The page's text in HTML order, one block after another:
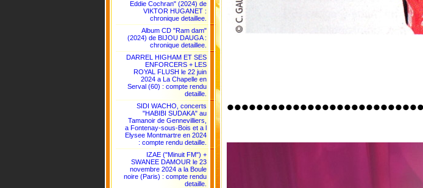
Eddie Cochran" (2024) de
VIKTOR HUGANET :
chronique detaillee.
Album CD "Ram dam"
(2024) de BIJOU DAUGA :
chronique detaillee.
DARREL HIGHAM ET SES
ENFORCERS + LES
ROYAL FLUSH le 22 juin
2024 a La Chapelle en
Serval (60) : compte rendu
detaille.
SIDI WACHO, concerts
"HABIBI SUDAKA" au
Tamanoir de Gennevilliers,
a Fontenay-sous-Bois et a l
Elysee Montmartre en 2024
: compte rendu detaille.
IZAE ("Minuit FM") +
SWANEE DAMOUR le 23
novembre 2024 a la Boule
noire (Paris) : compte rendu
detaille.